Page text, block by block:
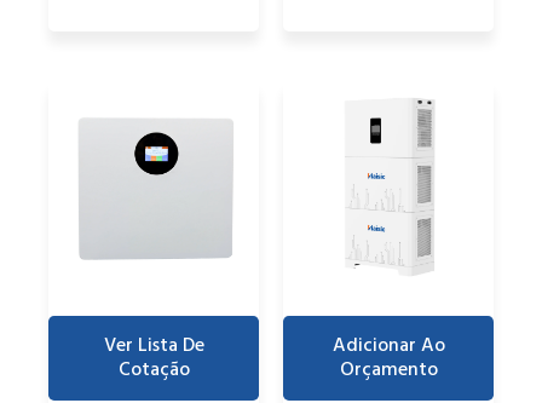
Ver Lista De
Cotação
Adicionar Ao
Orçamento